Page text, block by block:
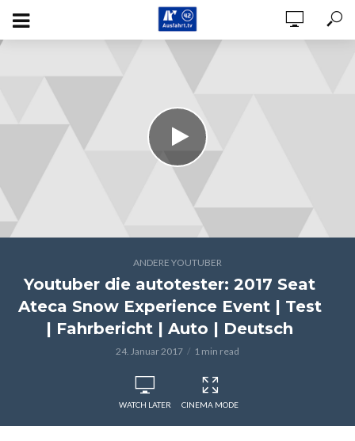
ANDERE YOUTUBER
Youtuber die autotester: 2017 Seat
Ateca Snow Experience Event | Test
| Fahrbericht | Auto | Deutsch
24. Januar 2017 1 min read
WATCH LATER CINEMA MODE